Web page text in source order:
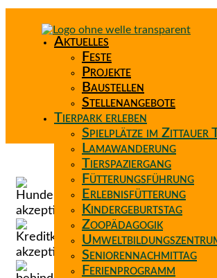
Aktuelles
Feste
Projekte
Baustellen
Stellenangebote
Tierpark erleben
Spielplätze im Zittauer
Lamawanderung
Tierspaziergang
Fütterungsführung
Erlebnisfütterung
Kindergeburtstag
Zoopädagogik
Seniorennachmittag
Ferienprogramm